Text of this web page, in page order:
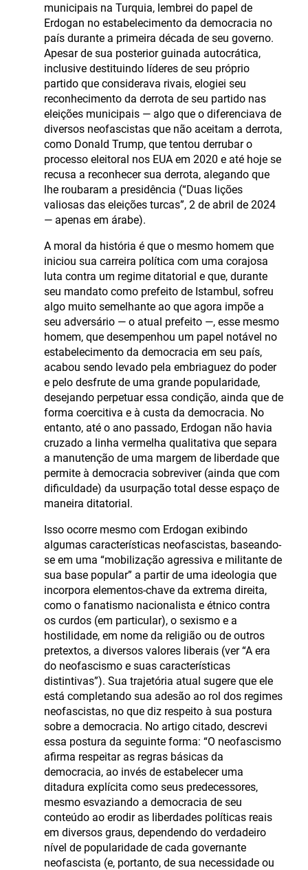
municipais na Turquia, lembrei do papel de
Erdogan no estabelecimento da democracia no
país durante a primeira década de seu governo.
Apesar de sua posterior guinada autocrática,
inclusive destituindo líderes de seu próprio
partido que considerava rivais, elogiei seu
reconhecimento da derrota de seu partido nas
eleições municipais — algo que o diferenciava de
diversos neofascistas que não aceitam a derrota,
como Donald Trump, que tentou derrubar o
processo eleitoral nos EUA em 2020 e até hoje se
recusa a reconhecer sua derrota, alegando que
lhe roubaram a presidência (“Duas lições
valiosas das eleições turcas”, 2 de abril de 2024
— apenas em árabe).
A moral da história é que o mesmo homem que
iniciou sua carreira política com uma corajosa
luta contra um regime ditatorial e que, durante
seu mandato como prefeito de Istambul, sofreu
algo muito semelhante ao que agora impõe a
seu adversário — o atual prefeito —, esse mesmo
homem, que desempenhou um papel notável no
estabelecimento da democracia em seu país,
acabou sendo levado pela embriaguez do poder
e pelo desfrute de uma grande popularidade,
desejando perpetuar essa condição, ainda que de
forma coercitiva e à custa da democracia. No
entanto, até o ano passado, Erdogan não havia
cruzado a linha vermelha qualitativa que separa
a manutenção de uma margem de liberdade que
permite à democracia sobreviver (ainda que com
dificuldade) da usurpação total desse espaço de
maneira ditatorial.
Isso ocorre mesmo com Erdogan exibindo
algumas características neofascistas, baseando-
se em uma “mobilização agressiva e militante de
sua base popular” a partir de uma ideologia que
incorpora elementos-chave da extrema direita,
como o fanatismo nacionalista e étnico contra
os curdos (em particular), o sexismo e a
hostilidade, em nome da religião ou de outros
pretextos, a diversos valores liberais (ver “A era
do neofascismo e suas características
distintivas”). Sua trajetória atual sugere que ele
está completando sua adesão ao rol dos regimes
neofascistas, no que diz respeito à sua postura
sobre a democracia. No artigo citado, descrevi
essa postura da seguinte forma: “O neofascismo
afirma respeitar as regras básicas da
democracia, ao invés de estabelecer uma
ditadura explícita como seus predecessores,
mesmo esvaziando a democracia de seu
conteúdo ao erodir as liberdades políticas reais
em diversos graus, dependendo do verdadeiro
nível de popularidade de cada governante
neofascista (e, portanto, de sua necessidade ou